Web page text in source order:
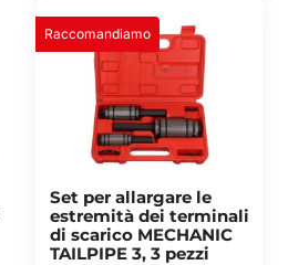
Raccomandiamo
Set per allargare le
estremità dei terminali
di scarico MECHANIC
TAILPIPE 3, 3 pezzi